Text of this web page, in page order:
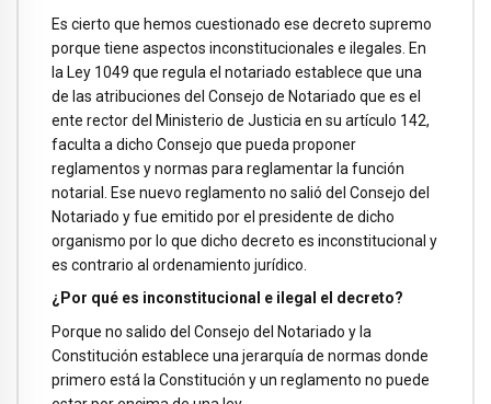
Es cierto que hemos cuestionado ese decreto supremo
porque tiene aspectos inconstitucionales e ilegales. En
la Ley 1049 que regula el notariado establece que una
de las atribuciones del Consejo de Notariado que es el
ente rector del Ministerio de Justicia en su artículo 142,
faculta a dicho Consejo que pueda proponer
reglamentos y normas para reglamentar la función
notarial. Ese nuevo reglamento no salió del Consejo del
Notariado y fue emitido por el presidente de dicho
organismo por lo que dicho decreto es inconstitucional y
es contrario al ordenamiento jurídico.
¿Por qué es inconstitucional e ilegal el decreto?
Porque no salido del Consejo del Notariado y la
Constitución establece una jerarquía de normas donde
primero está la Constitución y un reglamento no puede